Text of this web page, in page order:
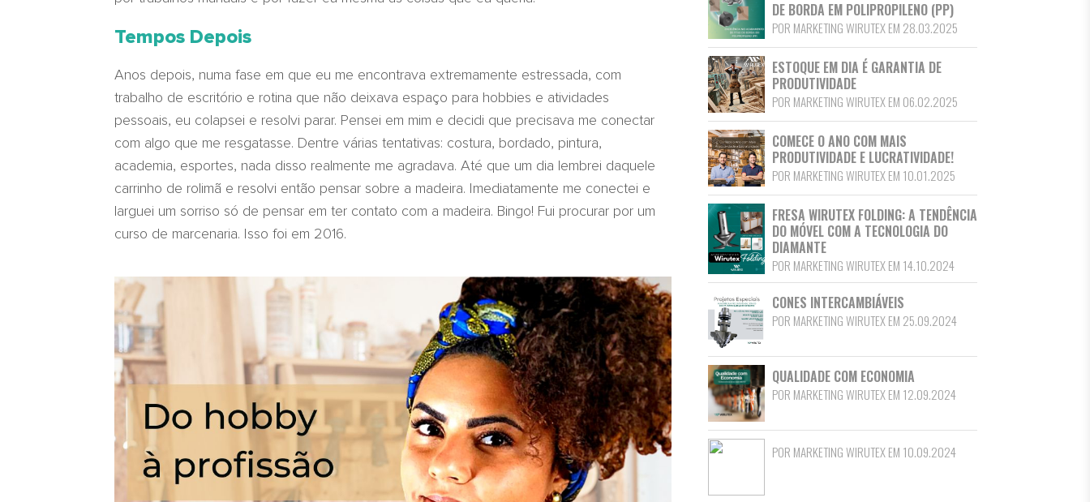
Tempos Depois
Anos depois, numa fase em que eu me encontrava extremamente estressada, com
trabalho de escritório e rotina que não deixava espaço para hobbies e atividades
pessoais, eu colapsei e resolvi parar. Pensei em mim e decidi que precisava me conectar
com algo que me resgatasse. Dentre várias tentativas: costura, bordado, pintura,
academia, esportes, nada disso realmente me agradava. Até que um dia lembrei daquele
carrinho de rolimã e resolvi então pensar sobre a madeira. Imediatamente me conectei e
larguei um sorriso só de pensar em ter contato com a madeira. Bingo! Fui procurar por um
curso de marcenaria. Isso foi em 2016.
DE BORDA EM POLIPROPILENO (PP)
POR MARKETING WIRUTEX EM 28.03.2025
ESTOQUE EM DIA É GARANTIA DE
PRODUTIVIDADE
POR MARKETING WIRUTEX EM 06.02.2025
COMECE O ANO COM MAIS
PRODUTIVIDADE E LUCRATIVIDADE!
POR MARKETING WIRUTEX EM 10.01.2025
FRESA WIRUTEX FOLDING: A TENDÊNCIA
DO MÓVEL COM A TECNOLOGIA DO
DIAMANTE
POR MARKETING WIRUTEX EM 14.10.2024
CONES INTERCAMBIÁVEIS
POR MARKETING WIRUTEX EM 25.09.2024
QUALIDADE COM ECONOMIA
POR MARKETING WIRUTEX EM 12.09.2024
POR MARKETING WIRUTEX EM 10.09.2024